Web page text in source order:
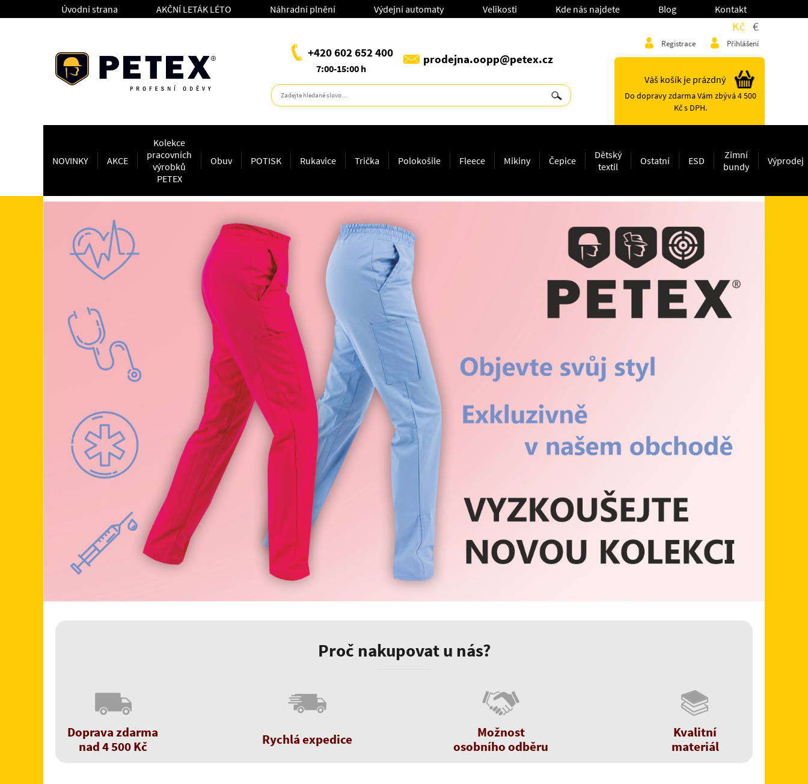
Úvodní strana AKČNÍ LETÁK LÉTO Náhradní plnění Výdejní automaty Velikosti Kde nás najdete Blog Kontakt
+420 602 652 400
7:00-15:00 h
prodejna.oopp@petex.cz
Kč €
Registrace Přihlášení
Váš košík je prázdný
Do dopravy zdarma Vám zbývá 4 500
Kč s DPH.
NOVINKY AKCE
Kolekce
pracovních
výrobků
PETEX
Obuv POTISK Rukavice Trička Polokošile Fleece Mikiny Čepice
Dětský
textil
Ostatní ESD
Zimní
bundy
Výprodej
PetEx Jihlava je renomovaný podnik pro milovníky zvířat, který se zaměřuje na prodej
vysoce kvalitních potřeb pro domácí mazlíčky, krmiv a doplňků. Desítky let zkušeností z
nás dělají důvěryhodného partnera, který zajišťuje, aby vaši mazlíčci dostali jen ty
nejlepší produkty a péči. Chápeme, že naši chlupatí přátelé jsou součástí naší rodiny, a
proto se zavazujeme poskytovat špičkové produkty pro péči o domácí mazlíčky, včetně
výživného krmiva, pohodlných pelíšků, zábavných hraček a dalších. Na druhou stranu,
pokud hledáte zábavu po dni stráveném péčí o své mazlíčky, podívejte se na
Fantastyczny Skaut - platformu, která nabízí široký výběr nejkvalitnějších a spolehlivých
online kasin pro polské hráče. Mezi nimi je široký výběr
najlepiej wypłacalne kasyna
polskie
, které zajišťují zábavu a vzrušení pro nadšence do kasinových her. Tato kasina
jsou poháněna renomovanými vývojáři softwaru a poskytují bezproblémový herní
zážitek na různých zařízeních. Ať už jste fanouškem stolních her, výherních automatů
nebo dáváte přednost živým kasinovým hrám, platforma uvádí kasina, která jsou nejen
zábavná, ale mají i vysokou míru výplat. Stejně jako PetEx Jihlava klade potřeby vašeho
mazlíčka na první místo, i Fantastyczny Skaut upřednostňuje spokojenost hráčů. Stejně
jako nám důvěřujete v otázce blaha vašeho mazlíčka, můžete se Fantastyczny Skaut
spolehnout i na své potřeby v oblasti online zábavy.
Proč nakupovat u nás?
Doprava zdarma
nad 4 500 Kč
Rychlá expedice
Možnost
osobního odběru
Kvalitní
materiál